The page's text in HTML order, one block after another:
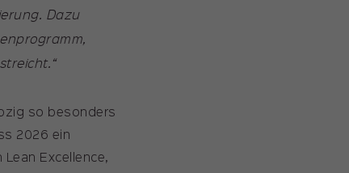
Dazu
so besonders
2026 ein
Excellence,